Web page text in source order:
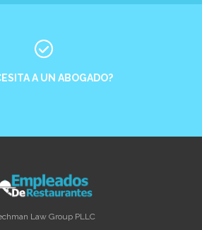
A UN ABOGADO?
Law Group PLLC